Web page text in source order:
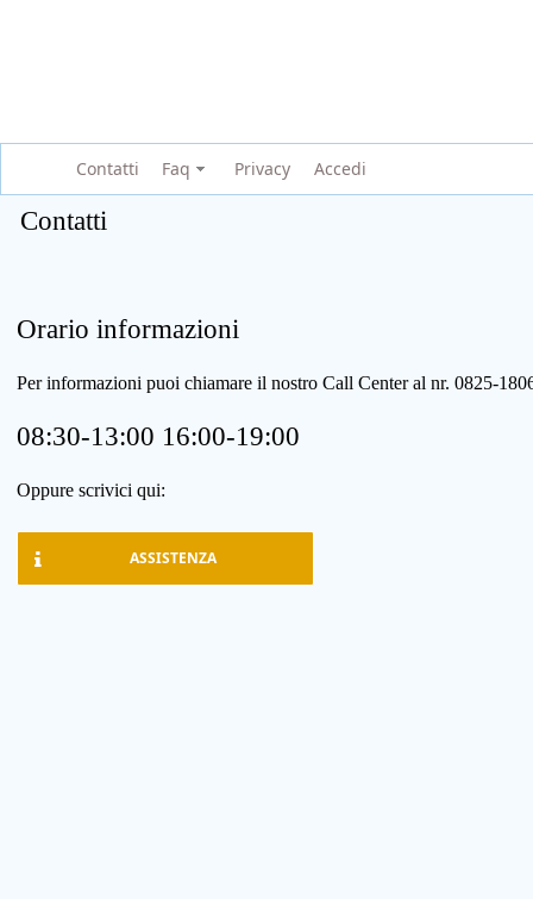
Contatti Faq Privacy Accedi
Contatti
Orario informazioni
Per informazioni puoi chiamare il nostro Call Center al nr. 0825-
08:30-13:00 16:00-19:00
Oppure scrivici qui:
ASSISTENZA